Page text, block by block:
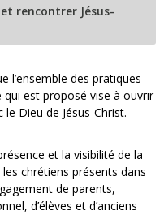
rencontrer Jésus-
l’ensemble des pratiques
est proposé vise à ouvrir
Dieu de Jésus-Christ.
et la visibilité de la
chrétiens présents dans
de parents,
d’élèves et d’anciens